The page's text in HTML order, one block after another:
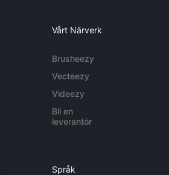
Vårt Närverk
Brusheezy
Vecteezy
Videezy
Bli en
leverantör
Språk